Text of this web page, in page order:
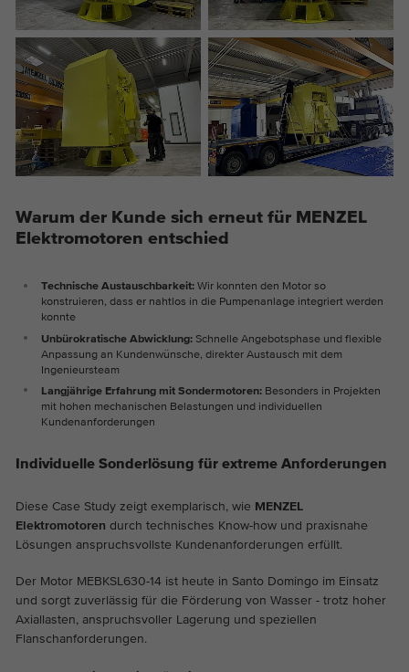
Warum der Kunde sich erneut für MENZEL
Elektromotoren entschied
Technische Austauschbarkeit: Wir konnten den Motor so
konstruieren, dass er nahtlos in die Pumpenanlage integriert werden
konnte
Unbürokratische Abwicklung: Schnelle Angebotsphase und flexible
Anpassung an Kundenwünsche, direkter Austausch mit dem
Ingenieursteam
Langjährige Erfahrung mit Sondermotoren: Besonders in Projekten
mit hohen mechanischen Belastungen und individuellen
Kundenanforderungen
Individuelle Sonderlösung für extreme Anforderungen
Diese Case Study zeigt exemplarisch, wie MENZEL
Elektromotoren durch technisches Know-how und praxisnahe
Lösungen anspruchsvollste Kundenanforderungen erfüllt.
Der Motor MEBKSL630-14 ist heute in Santo Domingo im Einsatz
und sorgt zuverlässig für die Förderung von Wasser - trotz hoher
Axiallasten, anspruchsvoller Lagerung und speziellen
Flanschanforderungen.